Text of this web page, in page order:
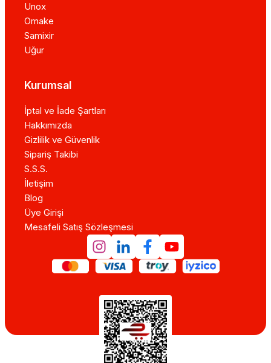
Unox
Omake
Samixir
Uğur
Kurumsal
İptal ve İade Şartları
Hakkımızda
Gizlilik ve Güvenlik
Sipariş Takibi
S.S.S.
İletişim
Blog
Üye Girişi
Mesafeli Satış Sözleşmesi